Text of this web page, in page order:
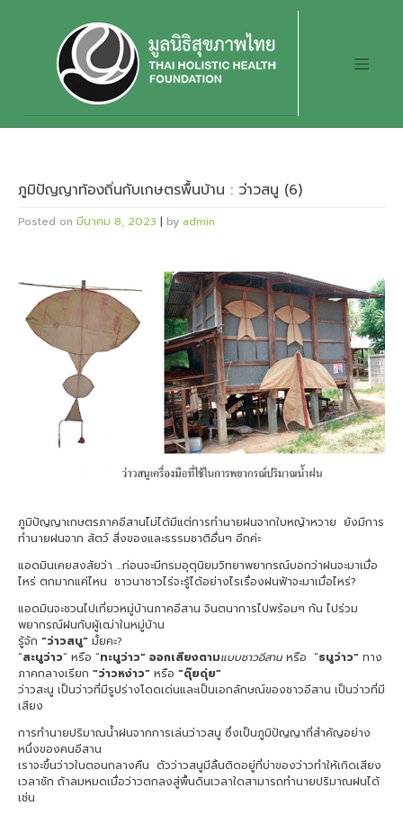
ภูมิปัญญาท้องถิ่นกับเกษตรพื้นบ้าน : ว่าวสนู (6)
Posted on มีนาคม 8, 2023 | by admin
ภูมิปัญญาเกษตรภาคอีสานไม่ได้มีแต่การทำนายฝนจากใบหญ้าหวาย ยังมีการ
ทำนายฝนจาก สัตว์ สิ่งของและธรรมชาติอื่นๆ อีกค่ะ
แอดมินเคยสงสัยว่า …ก่อนจะมีกรมอุตุนิยมวิทยาพยากรณ์บอกว่าฝนจะมาเมื่อ
ไหร่ ตกมากแค่ไหน ชาวนาชาวไร่จะรู้ได้อย่างไรเรื่องฝนฟ้าจะมาเมื่อไหร่?
แอดมินจะชวนไปเที่ยวหมู่บ้านภาคอีสาน จินตนาการไปพร้อมๆ กัน ไปร่วม
พยากรณ์ฝนกับผู้เฒ่าในหมู่บ้าน
รู้จัก “ว่าวสนู” มั้ยคะ?
“สะนูว่าว” หรือ “ทะนูว่าว” ออกเสียงตามแบบชาวอีสานหรือ “ธนูว่าว” ทาง
ภาคกลางเรียก “ว่าวหง่าว” หรือ “ดุ๊ยดุ่ย”
ว่าวสะนู เป็นว่าวที่มีรูปร่างโดดเด่นและเป็นเอกลักษณ์ของชาวอีสาน เป็นว่าวที่มี
เสียง
การทำนายปริมาณน้ำฝนจากการเล่นว่าวสนู ซึ่งเป็นภูมิปัญญาที่สำคัญอย่าง
หนึ่งของคนอีสาน
เราจะขึ้นว่าวในตอนกลางคืน ตัวว่าวสนูมีลิ้นติดอยู่ที่บ่าของว่าวทำให้เกิดเสียง
เวลาชัก ถ้าลมหมดเมื่อว่าวตกลงสู่พื้นดินเวลาใดสามารถทำนายปริมาณฝนได้
เช่น